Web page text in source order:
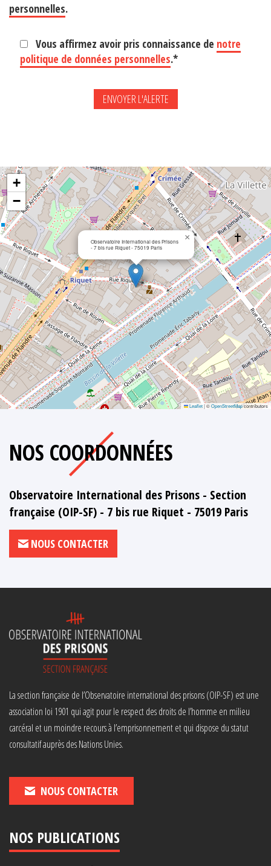
personnelles.
Vous affirmez avoir pris connaissance de notre
politique de données personnelles.*
Observatoire International des Prisons
- 7 bis rue Riquet - 75019 Paris
×
+
−
Leaflet|©OpenStreetMapcontributors
NOS COORDONNÉES
Observatoire International des Prisons - Section
française (OIP-SF) - 7 bis rue Riquet - 75019 Paris
NOUS CONTACTER
La section française de l’Observatoire international des prisons (OIP-SF) est une
association loi 1901 qui agit pour le respect des droits de l’homme en milieu
carcéral et un moindre recours à l’emprisonnement et qui dispose du statut
consultatif auprès des Nations Unies.
NOUS CONTACTER
NOS PUBLICATIONS